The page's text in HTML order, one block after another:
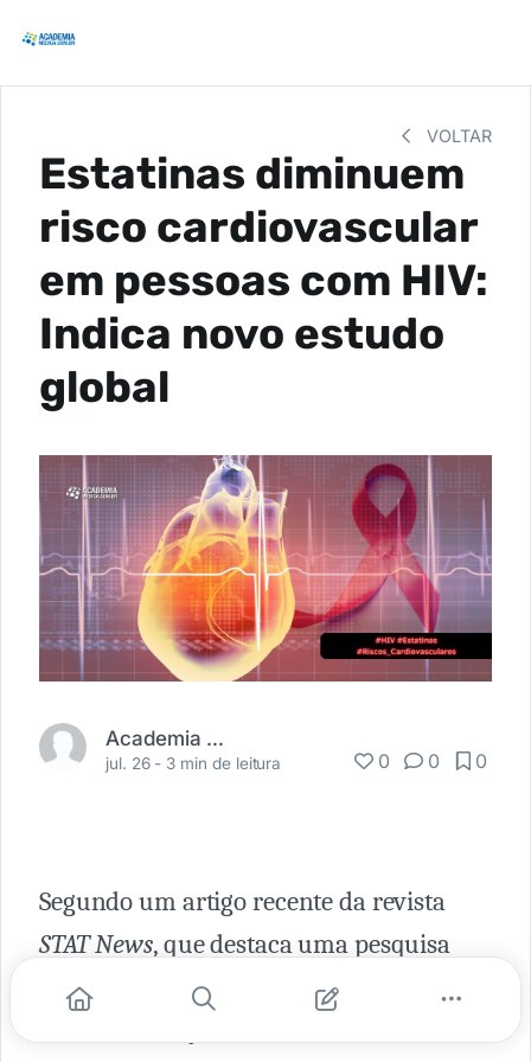
VOLTAR
Estatinas diminuem
risco cardiovascular
em pessoas com HIV:
Indica novo estudo
global
Academia Médica
jul. 26 - 3 min de leitura 0 0 0
Segundo um artigo recente da revista
STAT News, que destaca uma pesquisa
publicada no
New England Journal of